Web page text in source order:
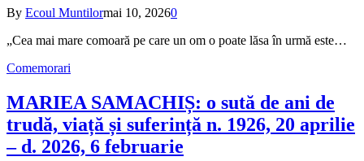
By Ecoul Muntilormai 10, 20260
„Cea mai mare comoară pe care un om o poate lăsa în urmă este…
Comemorari
MARIEA SAMACHIȘ: o sută de ani de
trudă, viață și suferință n. 1926, 20 aprilie
– d. 2026, 6 februarie